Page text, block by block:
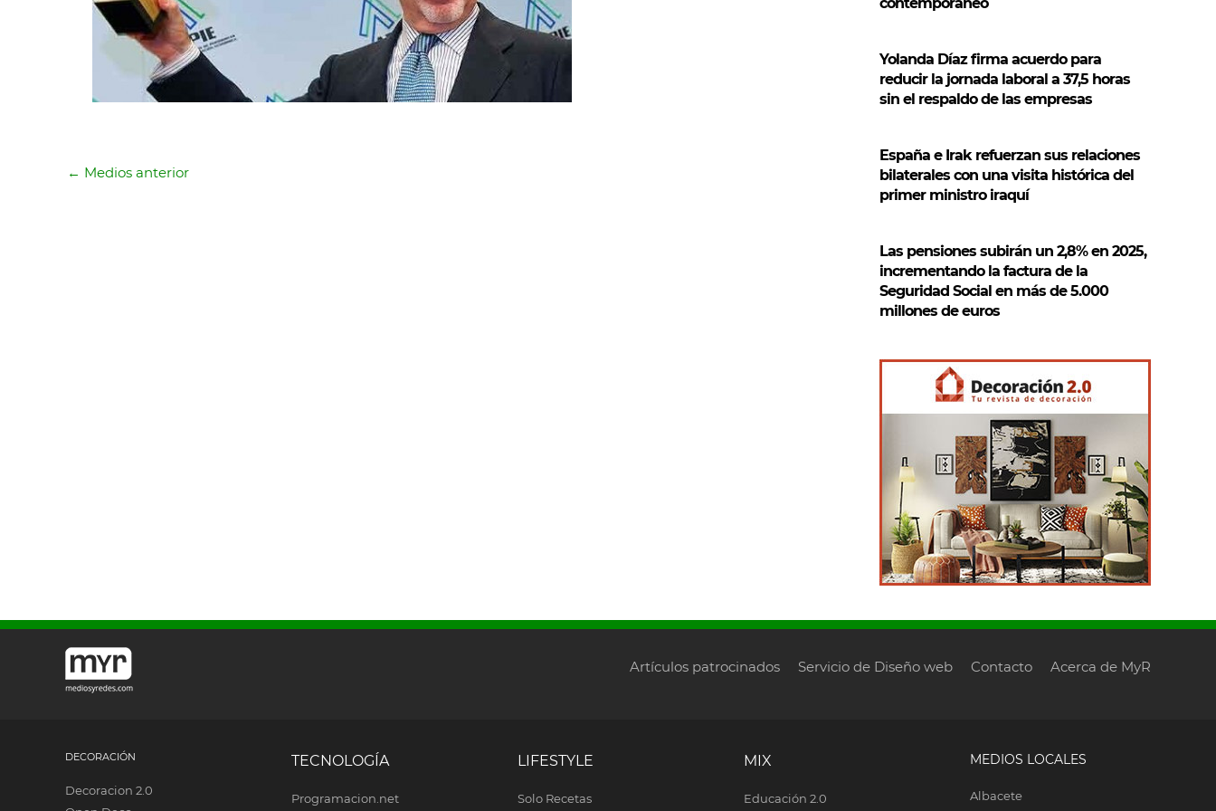
← Medios anterior
Yolanda Díaz firma acuerdo para
reducir la jornada laboral a 37,5 horas
sin el respaldo de las empresas
España e Irak refuerzan sus relaciones
bilaterales con una visita histórica del
primer ministro iraquí
Las pensiones subirán un 2,8% en 2025,
incrementando la factura de la
Seguridad Social en más de 5.000
millones de euros
Artículos patrocinados Servicio de Diseño web Contacto Acerca de MyR
DECORACIÓN
Decoracion 2.0
TECNOLOGÍA
Programacion.net
LIFESTYLE
Solo Recetas
MIX
Educación 2.0
MEDIOS LOCALES
Albacete